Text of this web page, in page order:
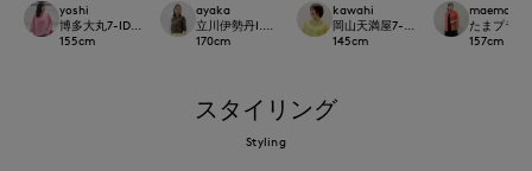
yoshi
博多大丸7-IDconcept.
155cm
ayaka
立川伊勢丹I.T.'S.international
170cm
kawahi
岡山天満屋7-IDconcept.
145cm
maemae
たまプラ
157cm
スタイリング
Styling